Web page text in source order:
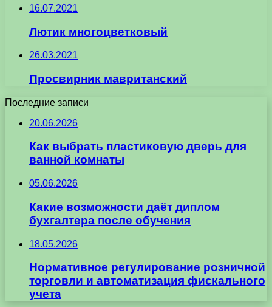
16.07.2021
Лютик многоцветковый
26.03.2021
Просвирник мавританский
Последние записи
20.06.2026
Как выбрать пластиковую дверь для
ванной комнаты
05.06.2026
Какие возможности даёт диплом
бухгалтера после обучения
18.05.2026
Нормативное регулирование розничной
торговли и автоматизация фискального
учета